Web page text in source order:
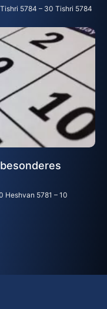
5784 – 30 Tishri 5784
Heshvan 5781 – 10